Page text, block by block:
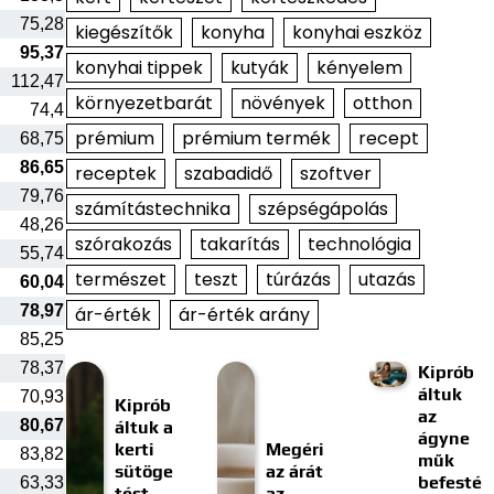
75,28
95,37
112,47
74,4
68,75
86,65
79,76
48,26
55,74
60,04
78,97
85,25
78,37
70,93
80,67
83,82
63,33
kiegészítők
konyha
konyhai eszköz
konyhai tippek
kutyák
kényelem
környezetbarát
növények
otthon
prémium
prémium termék
recept
receptek
szabadidő
szoftver
számítástechnika
szépségápolás
szórakozás
takarítás
technológia
természet
teszt túrázás
utazás
ár-érték
ár-érték arány
Kiprób
áltuk a
kerti
sütöge
Megéri
az árát
Kiprób
áltuk
az
ágyne
műk
befesté